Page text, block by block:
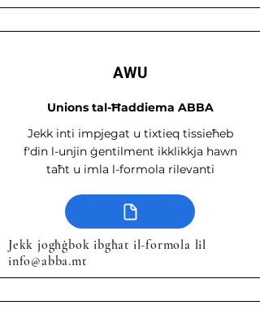
AWU
Unions tal-Ħaddiema ABBA
Jekk inti impjegat u tixtieq tissieħeb
f'din l-unjin ġentilment ikklikkja hawn
taħt u imla l-formola rilevanti
Jekk jogħġbok ibgħat il-formola lil
info@abba.mt